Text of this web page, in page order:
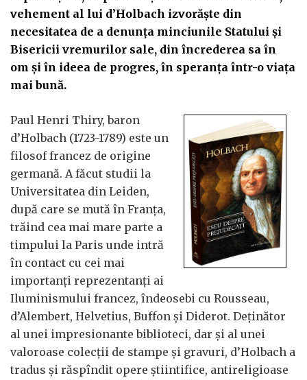
vehement al lui d’Holbach izvorăște din
necesitatea de a denunța minciunile Statului și
Bisericii vremurilor sale, din încrederea sa în
om și în ideea de progres, în speranța într-o viața
mai bună.
Paul Henri Thiry, baron
d’Holbach (1723-1789) este un
filosof francez de origine
germană. A făcut studii la
Universitatea din Leiden,
după care se mută în Franța,
trăind cea mai mare parte a
timpului la Paris unde intră
în contact cu cei mai
importanți reprezentanți ai
Iluminismului francez, îndeosebi cu Rousseau,
d’Alembert, Helvetius, Buffon și Diderot. Deținător
al unei impresionante biblioteci, dar și al unei
valoroase colecții de stampe și gravuri, d’Holbach a
tradus și răspîndit opere știintifice, antireligioase